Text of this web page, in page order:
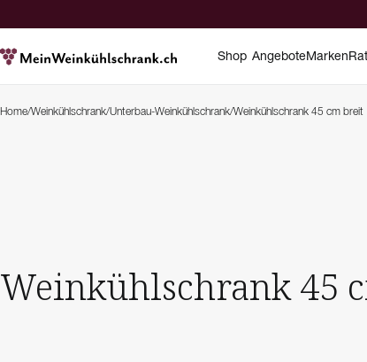
Shop AngeboteMarken
Home/Weinkühlschrank/Unterbau-Weinkühlschrank/Weinkühlschrank 45 cm breit
Weinkühlschrank 45